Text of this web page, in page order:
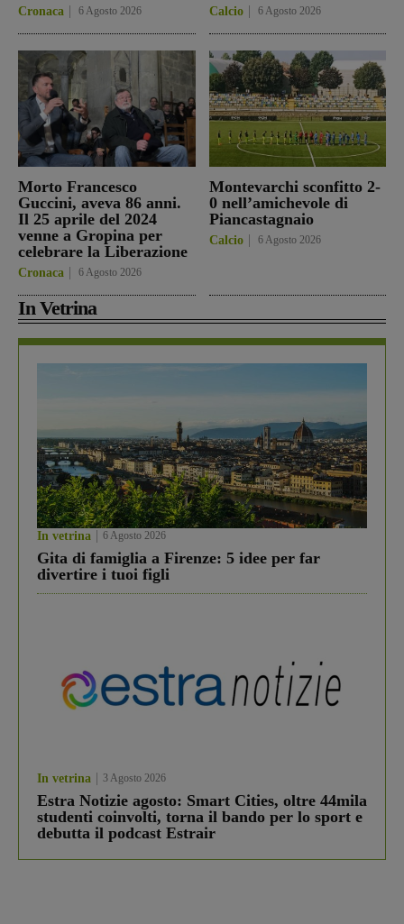
Cronaca 6 Agosto 2026 Calcio 6 Agosto 2026
Morto Francesco
Guccini, aveva 86 anni.
Il 25 aprile del 2024
venne a Gropina per
celebrare la Liberazione
Cronaca 6 Agosto 2026
Montevarchi sconfitto 2-
0 nell’amichevole di
Piancastagnaio
Calcio 6 Agosto 2026
In Vetrina
In vetrina 6 Agosto 2026
Gita di famiglia a Firenze: 5 idee per far
divertire i tuoi figli
In vetrina 3 Agosto 2026
Estra Notizie agosto: Smart Cities, oltre 44mila
studenti coinvolti, torna il bando per lo sport e
debutta il podcast Estrair